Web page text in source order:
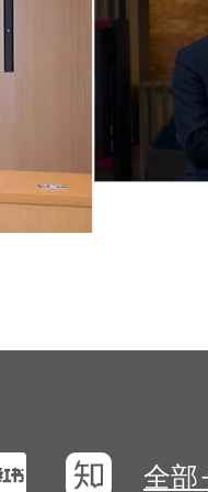
微博
小紅書
知乎
全部